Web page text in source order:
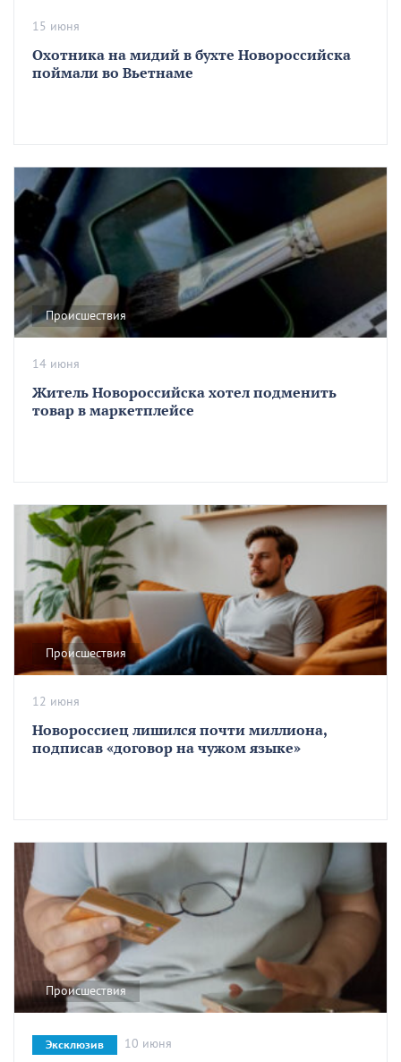
Охотника на мидий в бухте Новороссийска
поймали во Вьетнаме
15 июня
Происшествия
Житель Новороссийска хотел подменить
товар в маркетплейсе
14 июня
Происшествия
Новороссиец лишился почти миллиона,
подписав «договор на чужом языке»
12 июня
Происшествия
Эксклюзив 10 июня